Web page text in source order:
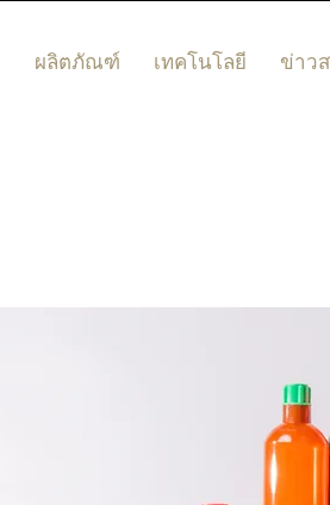
ผลิตภัณฑ์ เทคโนโลยี ข่าว